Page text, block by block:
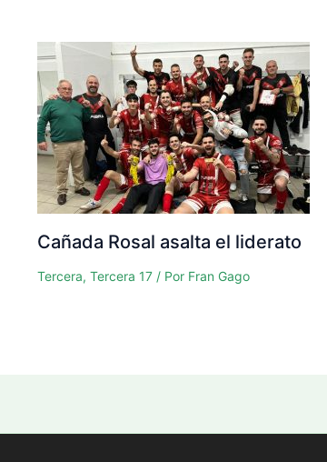
Cañada Rosal asalta el liderato
Tercera, Tercera 17/ Por Fran Gago